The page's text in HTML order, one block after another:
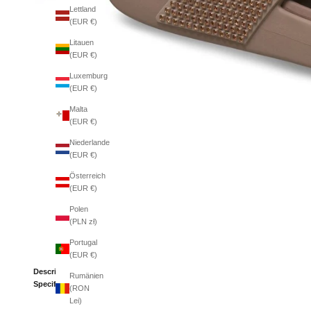
Lettland
(EUR €)
Litauen
(EUR €)
Luxemburg
(EUR €)
Malta
(EUR €)
Niederlande
(EUR €)
Österreich
(EUR €)
Polen
(PLN zł)
Portugal
(EUR €)
Rumänien
(RON
Lei)
Description
Specifications